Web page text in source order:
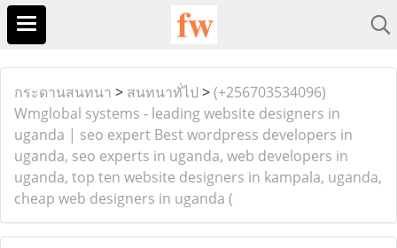
กระดานสนทนา > สนทนาทั่ไป >(+256703534096)
Wmglobal systems - leading website designers in
uganda | seo expert Best wordpress developers in
uganda, seo experts in uganda, web developers in
uganda, top ten website designers in kampala, uganda,
cheap web designers in uganda (